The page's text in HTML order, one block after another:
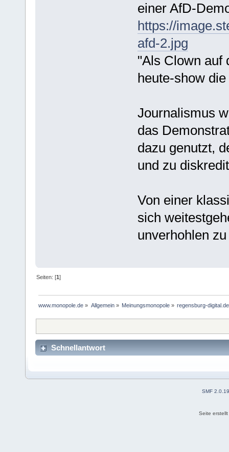
einer AfD-
https://
afd-2.jpg
"Als Clown auf
heute-show die
Journalismus
das
dazu genutzt,
und zu
Von einer
sich
unverhohlen
Seiten: [1]
www.monopole.de » Allgemein» Meinungsmonopole» regensburg-
Schnellantwort
SMF 2.0.19
Seite